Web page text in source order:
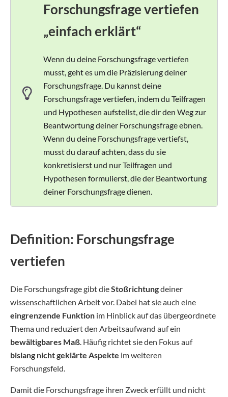
Forschungsfrage vertiefen
„einfach erklärt“
Wenn du deine Forschungsfrage vertiefen
musst, geht es um die Präzisierung deiner
Forschungsfrage. Du kannst deine
Forschungsfrage vertiefen, indem du Teilfragen
und Hypothesen aufstellst, die dir den Weg zur
Beantwortung deiner Forschungsfrage ebnen.
Wenn du deine Forschungsfrage vertiefst,
musst du darauf achten, dass du sie
konkretisierst und nur Teilfragen und
Hypothesen formulierst, die der Beantwortung
deiner Forschungsfrage dienen.
Definition: Forschungsfrage
vertiefen
Die Forschungsfrage gibt dieStoßrichtungdeiner
wissenschaftlichen Arbeit vor. Dabei hat sie auch eine
eingrenzende Funktion im Hinblick auf das übergeordnete
Thema und reduziert den Arbeitsaufwand auf ein
bewältigbares Maß . Häufig richtet sie den Fokus auf
bislang nicht geklärte Aspekte im weiteren
Forschungsfeld.
Damit die Forschungsfrage ihren Zweck erfüllt und nicht